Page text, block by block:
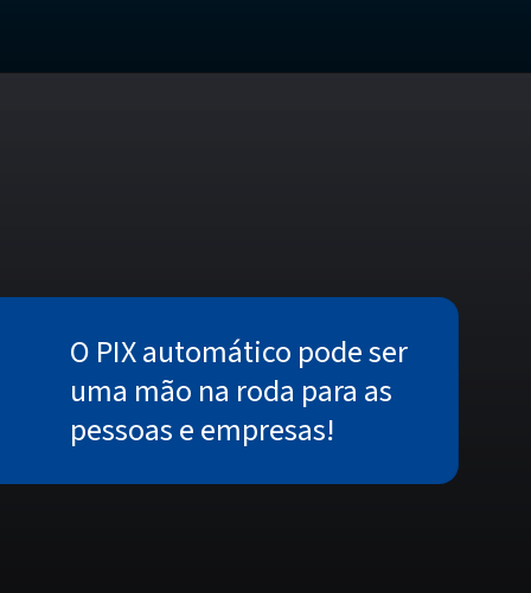
O PIX automático pode ser
uma mão na roda para as
pessoas e empresas!